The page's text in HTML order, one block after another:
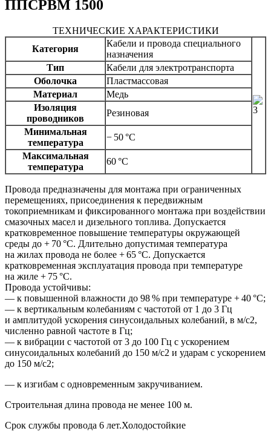
ППСРВМ 1500
ТЕХНИЧЕСКИЕ ХАРАКТЕРИСТИКИ
Категория
Кабели и провода специального
назначения
Тип
Кабели для электротранспорта
Оболочка
Пластмассовая
Материал
Медь
Изоляция
проводников
Резиновая
Минимальная
температура
− 50 °C
Максимальная
температура
60 °C
Провода предназначены для монтажа при ограниченных
перемещениях, присоединения к передвижным
токоприемникам и фиксированного монтажа при воздействии
смазочных масел и дизельного топлива. Допускается
кратковременное повышение температуры окружающей
среды до + 70 °С. Длительно допустимая температура
на жилах провода не более + 65 °С. Допускается
кратковременная эксплуатация провода при температуре
на жиле + 75 °С.
Провода устойчивы:
— к повышенной влажности до 98 % при температуре + 40 °С;
— к вертикальным колебаниям с частотой от 1 до 3 Гц
и амплитудой ускорения синусоидальных колебаний, в м/с2,
численно равной частоте в Гц;
— к вибрации с частотой от 3 до 100 Гц с ускорением
синусоидальных колебаний до 150 м/с2 и ударам с ускорением
до 150 м/с2;
— к изгибам с одновременным закручиванием.
Строительная длина провода не менее 100 м.
Срок службы провода 6 лет.Холодостойкие